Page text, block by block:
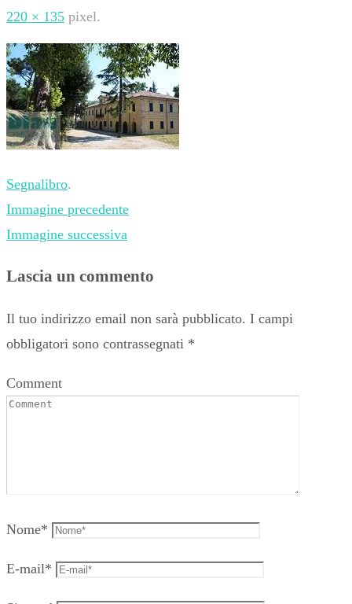
220 × 135 pixel.
Segnalibro.
Immagine precedente
Immagine successiva
Lascia un commento
Il tuo indirizzo email non sarà pubblicato. I campi
obbligatori sono contrassegnati *
Comment
Nome*
E-mail*